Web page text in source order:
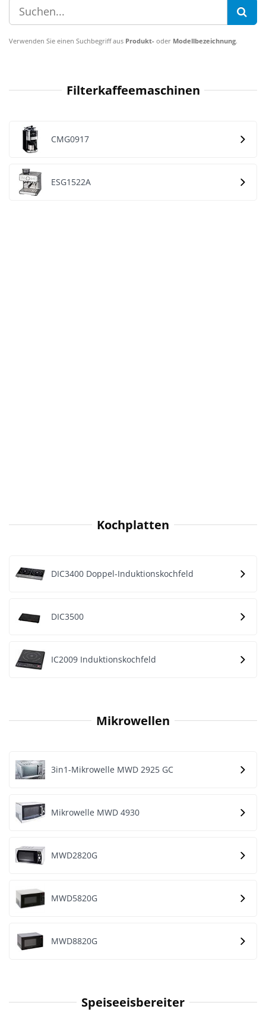
Verwenden Sie einen Suchbegriff aus Produkt- oder Modellbezeichnung.
Filterkaffeemaschinen
CMG0917
ESG1522A
Kochplatten
DIC3400 Doppel-Induktionskochfeld
DIC3500
IC2009 Induktionskochfeld
Mikrowellen
3in1-Mikrowelle MWD 2925 GC
Mikrowelle MWD 4930
MWD2820G
MWD5820G
MWD8820G
Speiseeisbereiter